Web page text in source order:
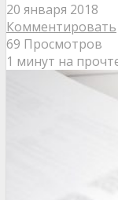
20 января 2018
Комментировать
69 Просмотров
1 минут на